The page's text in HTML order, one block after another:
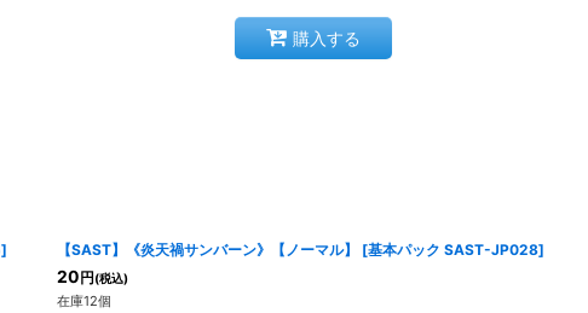
購入する
] 【SAST】《炎天禍サンバーン》【ノーマル】 [基本パック SAST-JP028]
20 円 (税込)
在庫12個